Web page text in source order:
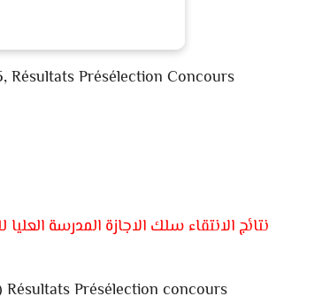
Résultats Présélection Concours
نتائج الانتقاء سلك الاجازة المدرسة العليا
Résultats Présélection concours